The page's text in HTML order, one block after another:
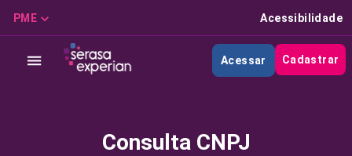
PME Acessibilidade
Acessar Cadastrar
Consulta CNPJ